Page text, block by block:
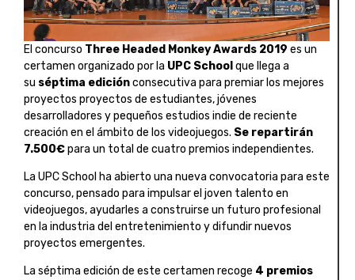
El concurso Three Headed Monkey Awards 2019 es un
certamen organizado por la UPC School que llega a
su séptima ediciónconsecutiva para premiar los mejores
proyectos proyectos de estudiantes, jóvenes
desarrolladores y pequeños estudios indie de reciente
creación en el ámbito de los videojuegos. Se repartirán
7.500€para un total de cuatro premios independientes.
La UPC School ha abierto una nueva convocatoria para este
concurso, pensado para impulsar el joven talento en
videojuegos, ayudarles a construirse un futuro profesional
en la industria del entretenimiento y difundir nuevos
proyectos emergentes.
La séptima edición de este certamen recoge 4 premios